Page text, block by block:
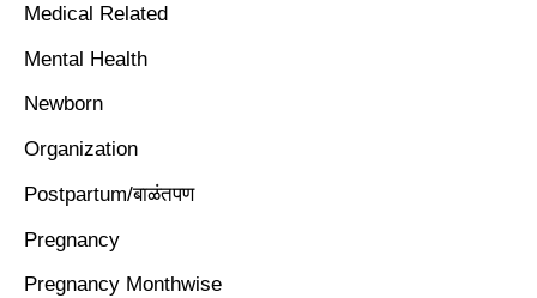
Medical Related
Mental Health
Newborn
Organization
Postpartum/बाळंतपण
Pregnancy
Pregnancy Monthwise